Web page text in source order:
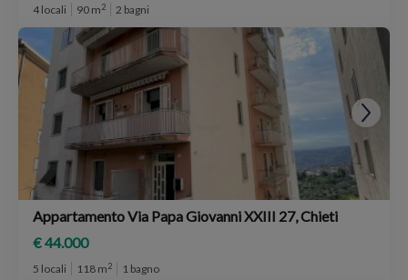
4 locali 90 m2 2 bagni
Appartamento Via Papa Giovanni XXIII 27, Chieti
€ 44.000
5 locali 118 m2 1 bagno